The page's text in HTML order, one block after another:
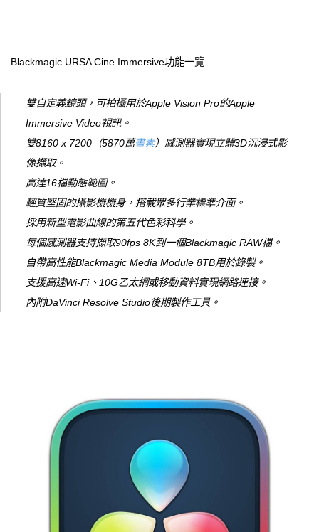
Blackmagic URSA Cine Immersive功能一覽
雙自定義鏡頭，可拍攝用於Apple Vision Pro的Apple
Immersive Video視訊。
雙8160 x 7200（5870萬畫素）感測器實現立體3D沉浸式影
像擷取。
高達16檔動態範圍。
輕質堅固的攝影機機身，搭載眾多行業標準介面。
採用新型電影曲線的第五代色彩科學。
每個感測器支持擷取90fps 8K到一個Blackmagic RAW檔。
自帶高性能Blackmagic Media Module 8TB用於錄製。
支援高速Wi-Fi、10G乙太網或移動資料實現網路連接。
內附DaVinci Resolve Studio後期製作工具。